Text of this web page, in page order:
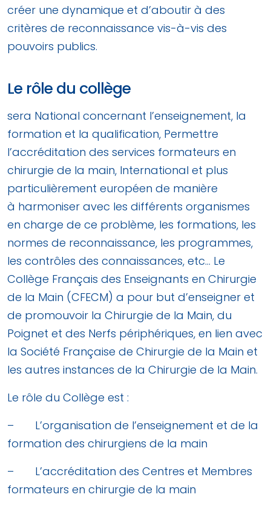
créer une dynamique et d’aboutir à des
critères de reconnaissance vis-à-vis des
pouvoirs publics.
Le rôle du collège
sera National concernant l’enseignement, la
formation et la qualification, Permettre
l’accréditation des services formateurs en
chirurgie de la main, International et plus
particulièrement européen de manière
à harmoniser avec les différents organismes
en charge de ce problème, les formations, les
normes de reconnaissance, les programmes,
les contrôles des connaissances, etc… Le
Collège Français des Enseignants en Chirurgie
de la Main (CFECM) a pour but d’enseigner et
de promouvoir la Chirurgie de la Main, du
Poignet et des Nerfs périphériques, en lien avec
la Société Française de Chirurgie de la Main et
les autres instances de la Chirurgie de la Main.
Le rôle du Collège est :
– L’organisation de l’enseignement et de la
formation des chirurgiens de la main
– L’accréditation des Centres et Membres
formateurs en chirurgie de la main